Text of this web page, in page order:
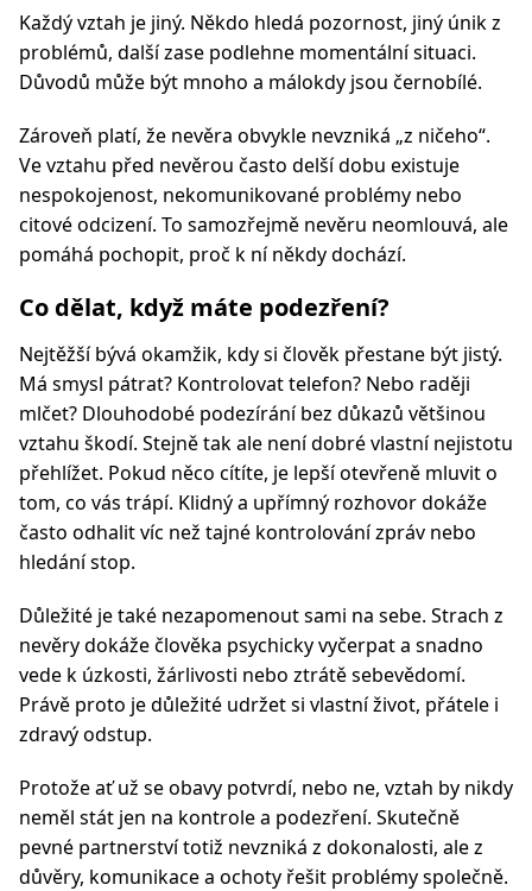
Každý vztah je jiný. Někdo hledá pozornost, jiný únik z
problémů, další zase podlehne momentální situaci.
Důvodů může být mnoho a málokdy jsou černobílé.
Zároveň platí, že nevěra obvykle nevzniká „z ničeho“.
Ve vztahu před nevěrou často delší dobu existuje
nespokojenost, nekomunikované problémy nebo
citové odcizení. To samozřejmě nevěru neomlouvá, ale
pomáhá pochopit, proč k ní někdy dochází.
Co dělat, když máte podezření?
Nejtěžší bývá okamžik, kdy si člověk přestane být jistý.
Má smysl pátrat? Kontrolovat telefon? Nebo raději
mlčet? Dlouhodobé podezírání bez důkazů většinou
vztahu škodí. Stejně tak ale není dobré vlastní nejistotu
přehlížet. Pokud něco cítíte, je lepší otevřeně mluvit o
tom, co vás trápí. Klidný a upřímný rozhovor dokáže
často odhalit víc než tajné kontrolování zpráv nebo
hledání stop.
Důležité je také nezapomenout sami na sebe. Strach z
nevěry dokáže člověka psychicky vyčerpat a snadno
vede k úzkosti, žárlivosti nebo ztrátě sebevědomí.
Právě proto je důležité udržet si vlastní život, přátele i
zdravý odstup.
Protože ať už se obavy potvrdí, nebo ne, vztah by nikdy
neměl stát jen na kontrole a podezření. Skutečně
pevné partnerství totiž nevzniká z dokonalosti, ale z
důvěry, komunikace a ochoty řešit problémy společně.